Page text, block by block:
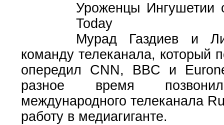
Уроженцы Ингушетии
Today
Мурад Газдиев и
команду телеканала, который
опередил CNN, BBC и
разное время
международного телеканала
работу в медиагиганте.